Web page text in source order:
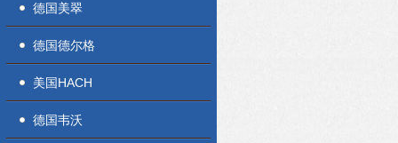
德国美翠
德国德尔格
美国HACH
德国韦沃